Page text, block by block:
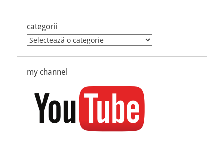
categorii
categorii
my channel